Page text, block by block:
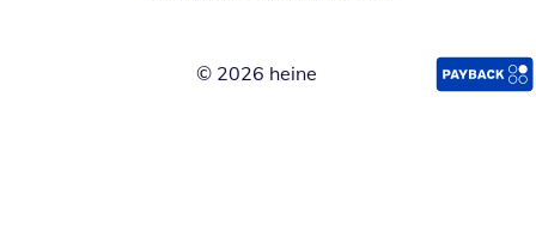
© 2026 heine